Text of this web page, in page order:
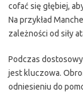
cofać się głębiej,
Na przykład
zależności od siły
Podczas
jest kluczowa.
odniesieniu do